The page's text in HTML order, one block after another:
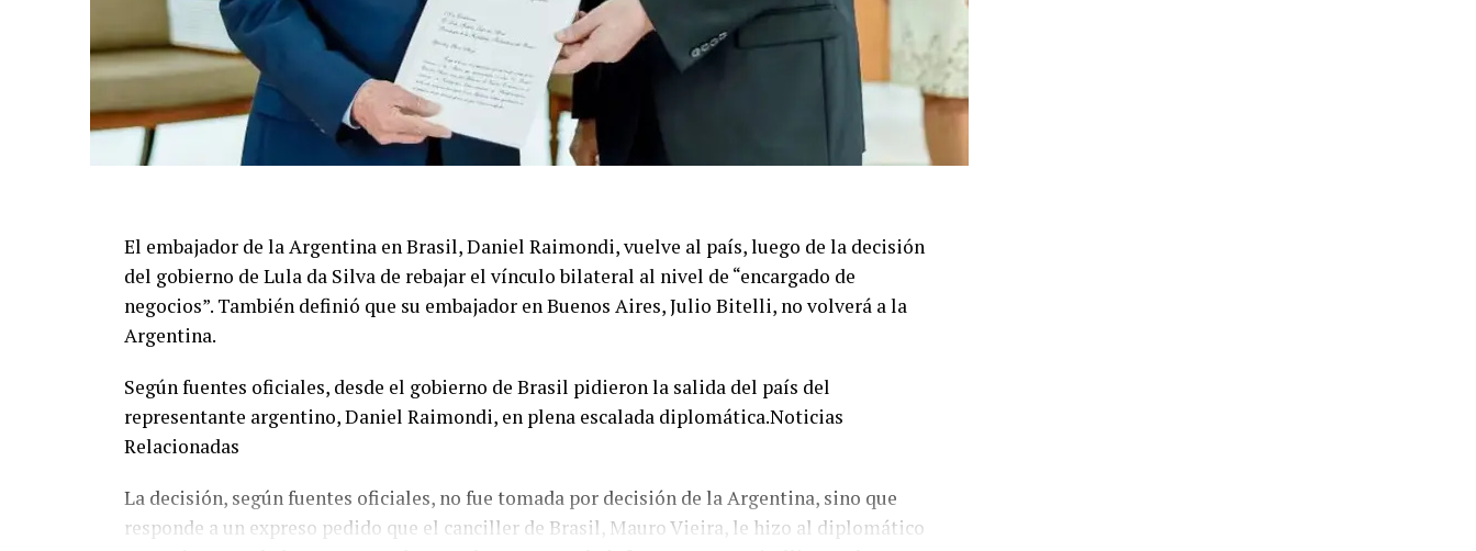
El embajador de la Argentina en Brasil, Daniel Raimondi, vuelve al país, luego de la decisión
del gobierno de Lula da Silva de rebajar el vínculo bilateral al nivel de “encargado de
negocios”. También definió que su embajador en Buenos Aires, Julio Bitelli, no volverá a la
Argentina.
Según fuentes oficiales, desde el gobierno de Brasil pidieron la salida del país del
representante argentino, Daniel Raimondi, en plena escalada diplomática.Noticias
Relacionadas
La decisión, según fuentes oficiales, no fue tomada por decisión de la Argentina, sino que
responde a un expreso pedido que el canciller de Brasil, Mauro Vieira, le hizo al diplomático